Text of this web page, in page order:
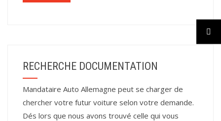
RECHERCHE DOCUMENTATION
Mandataire Auto Allemagne peut se charger de
chercher votre futur voiture selon votre demande.
Dés lors que nous avons trouvé celle qui vous